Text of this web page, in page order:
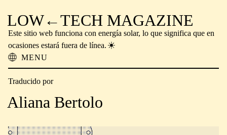
LOW←TECH MAGAZINE
Este sitio web funciona con energía solar, lo que significa que en
ocasiones estará fuera de línea.
MENU
Acerca de
Soluciones de Baja Tecnología
Tecnologías Obsoletas
Archivo
Traducido por
Aliana Bertolo